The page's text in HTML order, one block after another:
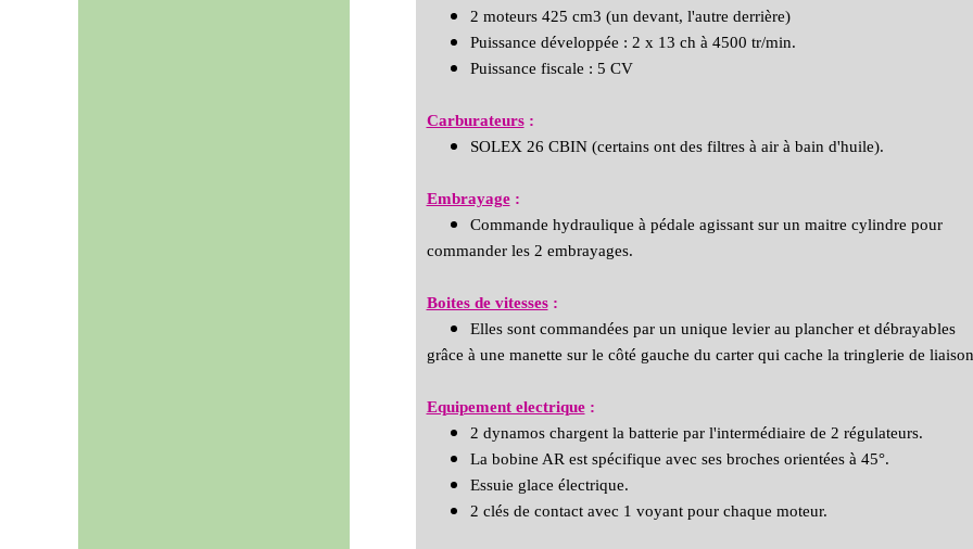
2 moteurs 425 cm3 (un devant, l'autre derrière)
Puissance développée : 2 x 13 ch à 4500 tr/min.
Puissance fiscale : 5 CV
Carburateurs :
SOLEX 26 CBIN (certains ont des filtres à air à bain d'huile).
Embrayage :
Commande hydraulique à pédale agissant sur un maitre cylindre pour
commander les 2 embrayages.
Boites de vitesses :
Elles sont commandées par un unique levier au plancher et débrayables
grâce à une manette sur le côté gauche du carter qui cache la tringlerie de
Equipement electrique :
2 dynamos chargent la batterie par l'intermédiaire de 2 régulateurs.
La bobine AR est spécifique avec ses broches orientées à 45°.
Essuie glace électrique.
2 clés de contact avec 1 voyant pour chaque moteur.